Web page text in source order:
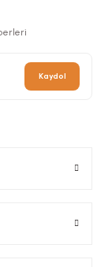
Kaydol